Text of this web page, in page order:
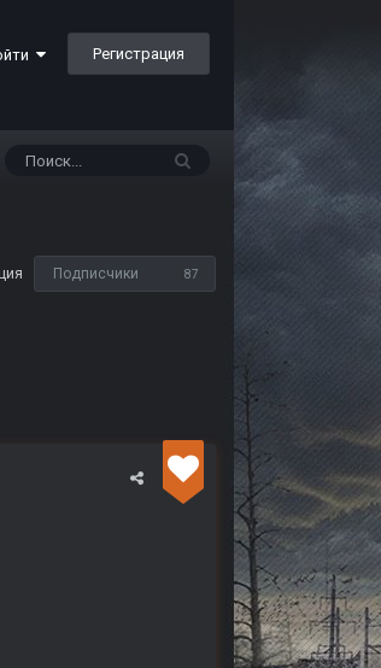
Регистрация
Подписчики 87